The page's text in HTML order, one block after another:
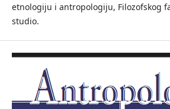
etnologiju i antropologiju, Filozofskog
studio.